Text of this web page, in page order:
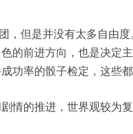
，但是并没有太多自由
的前进方向，也是决定
功率的骰子检定，这些都
情的推进，世界观较为